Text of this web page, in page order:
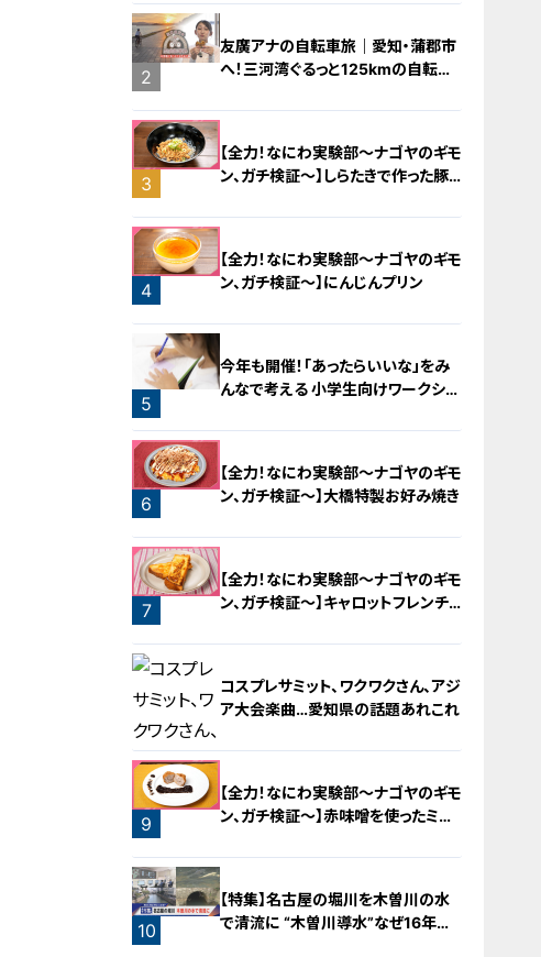
2
友廣アナの自転車旅｜愛知・蒲郡市
へ！三河湾ぐるっと125kmの自転車
3
【全力！なにわ実験部～ナゴヤのギモ
ン、ガチ検証～】しらたきで作った豚
4
【全力！なにわ実験部～ナゴヤのギモ
ン、ガチ検証～】にんじんプリン
5
今年も開催！「あったらいいな」をみ
んなで考える 小学生向けワークショ
6
【全力！なにわ実験部～ナゴヤのギモ
ン、ガチ検証～】大橋特製お好み焼き
7
【全力！なにわ実験部～ナゴヤのギモ
ン、ガチ検証～】キャロットフレンチ
8
コスプレサミット、ワクワクさん、アジ
ア大会楽曲…愛知県の話題あれこれ
9
【全力！なにわ実験部～ナゴヤのギモ
ン、ガチ検証～】赤味噌を使ったミル
10
【特集】名古屋の堀川を木曽川の水
で清流に “木曽川導水”なぜ16年ぶ